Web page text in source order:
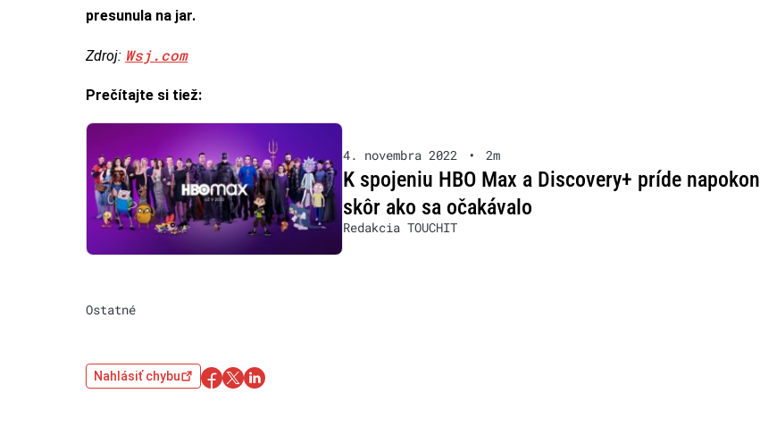
presunula na jar.
Zdroj: Wsj.com
Prečítajte si tiež:
4. novembra 2022 • 2m
K spojeniu HBO Max a Discovery+ príde napokon
skôr ako sa očakávalo
Redakcia TOUCHIT
Ostatné
Nahlásiť chybu